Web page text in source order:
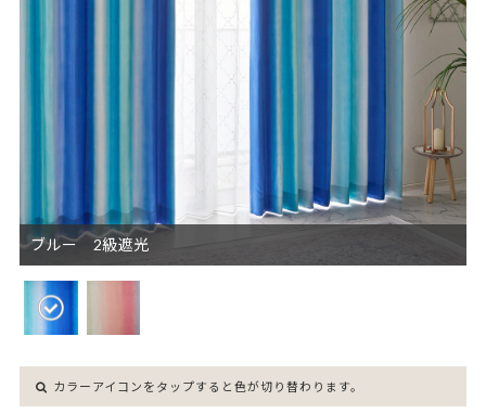
ブルー 2級遮光
カラーアイコンをタップすると色が切り替わります。